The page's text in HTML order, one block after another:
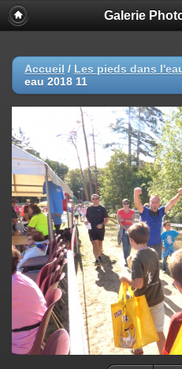
Galerie
Accueil / Les pieds dans
eau 2018 11